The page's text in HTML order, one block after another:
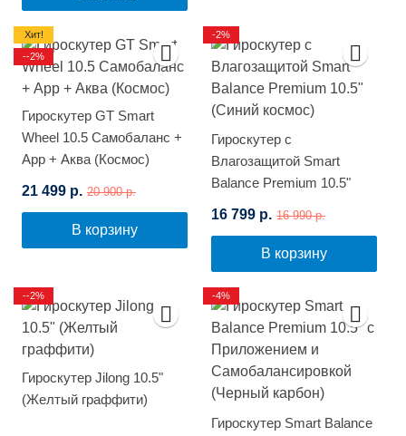
Гироскутер GT Smart
Wheel 10.5 Самобаланс +
App + Аква (Космос)
21 499 р. 20 900 р.
В корзину
Хит!
--2%
Гироскутер с
Влагозащитой Smart
Balance Premium 10.5"
16 799 р. 16 990 р.
В корзину
-2%
Гироскутер Jilong 10.5"
(Желтый граффити)
--2%
Гироскутер Smart Balance
-4%